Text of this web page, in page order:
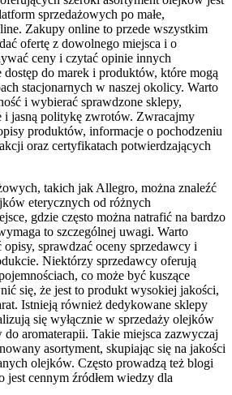
sprzedażowych po małe,
Zakupy online to przede wszystkim
ofertę z dowolnego miejsca i o
ceny i czytać opinie innych
do marek i produktów, które mogą
stacjonarnych w naszej okolicy. Warto
i wybierać sprawdzone sklepy,
i jasną politykę zwrotów. Zwracajmy
produktów, informacje o pochodzeniu
oraz certyfikatach potwierdzających
takich jak Allegro, można znaleźć
eterycznych od różnych
gdzie często można natrafić na bardzo
to szczególnej uwagi. Warto
opisy, sprawdzać oceny sprzedawcy i
Niektórzy sprzedawcy oferują
co może być kuszące
się, że jest to produkt wysokiej jakości,
Istnieją również dedykowane sklepy
się wyłącznie w sprzedaży olejków
aromaterapii. Takie miejsca zazwyczaj
asortyment, skupiając się na jakości
olejków. Często prowadzą też blogi
jest cennym źródłem wiedzy dla